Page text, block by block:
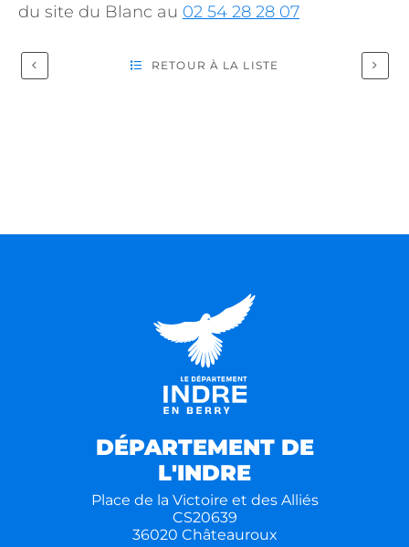
du site du Blanc au 02 54 28 28 07
RETOUR À LA LISTE
DÉPARTEMENT DE
L'INDRE
Place de la Victoire et des Alliés
CS20639
36020 Châteauroux